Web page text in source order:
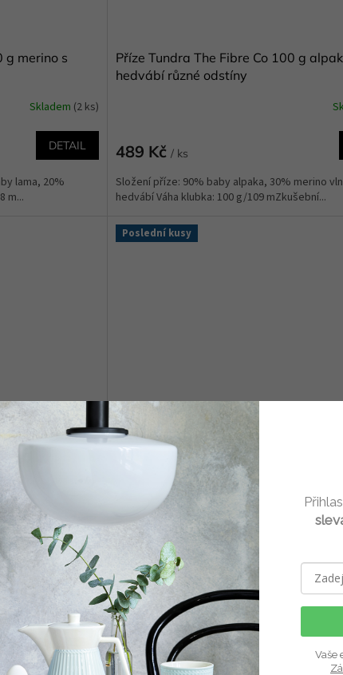
g merino s
Skladem (2 ks)
DETAIL
lama, 20%
m...
Příze Tundra The Fibre Co 100 g
hedvábí různé odstíny
489 Kč/ ks
Složení příze: 90% baby alpaka, 30% merino
hedvábí Váha klubka: 100 g/109 mZkušební...
g/300 m
DETAIL
na farmě v
Poslední kusy
Příze Kremke Soul Wool Silky Kid 25
259 Kč/ ks
SLOŽENÍ PŘÍZE: 72% mohér a 28% hedvábí
...
Vaše